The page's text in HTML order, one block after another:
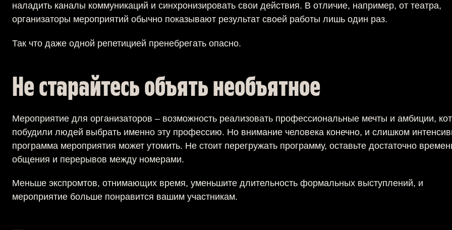
наладить каналы коммуникаций и синхронизировать свои действия. В отличие, например, от театра,
организаторы мероприятий обычно показывают результат своей работы лишь один раз.
Так что даже одной репетицией пренебрегать опасно.
Не старайтесь объять необъятное
Мероприятие для организаторов – возможность реализовать профессиональные мечты и амбиции,
побудили людей выбрать именно эту профессию. Но внимание человека конечно, и слишком
программа мероприятия может утомить. Не стоит перегружать программу, оставьте достаточно
общения и перерывов между номерами.
Меньше экспромтов, отнимающих время, уменьшите длительность формальных выступлений, и
мероприятие больше понравится вашим участникам.